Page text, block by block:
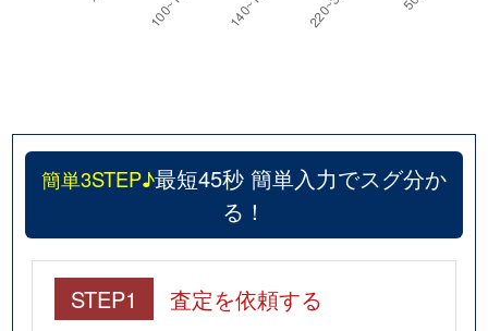
簡単3STEP♪最短45秒 簡単入力でスグ分か
る！
STEP1 査定を依頼する